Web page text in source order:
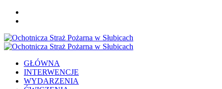
Skip
Primary
GŁÓWNA
INTERWENCJE
WYDARZENIA